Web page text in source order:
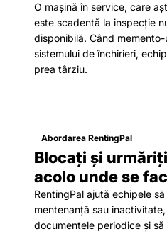
O mașină în service, care
este scadentă la inspecție
disponibilă. Când
sistemului de închirieri,
prea târziu.
Abordarea RentingPal
Blocați și
acolo unde se
RentingPal ajută echipele
mentenanță sau
documentele periodice și